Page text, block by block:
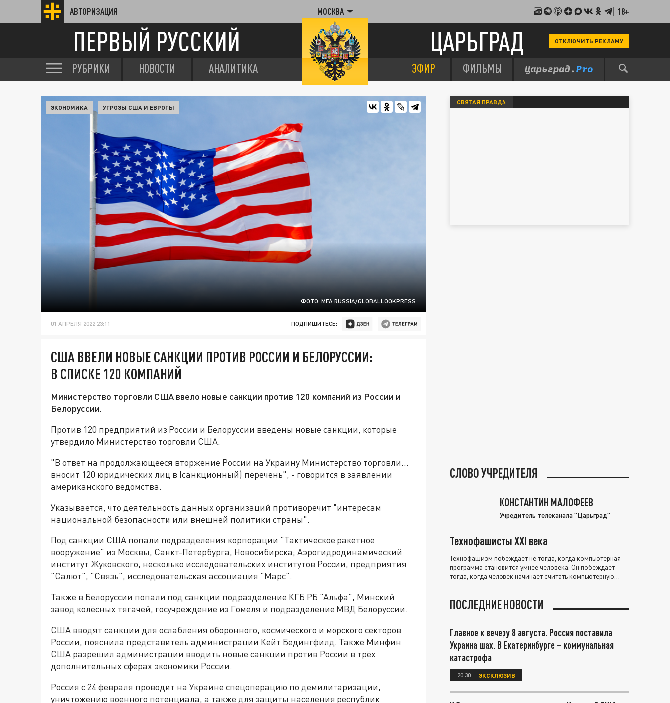
АВТОРИЗАЦИЯ МОСКВА 18+
ПЕРВЫЙ РУССКИЙ ЦАРЬГРАД ОТКЛЮЧИТЬ РЕКЛАМУ
РУБРИКИ НОВОСТИ АНАЛИТИКА ЭФИР ФИЛЬМЫ
ФОТО: MFA RUSSIA/GLOBALLOOKPRESS
ЭКОНОМИКА УГРОЗЫ США И ЕВРОПЫ
01 АПРЕЛЯ 2022 23:11 ПОДПИШИТЕСЬ:
США ВВЕЛИ НОВЫЕ САНКЦИИ ПРОТИВ РОССИИ И БЕЛОРУССИИ:
В СПИСКЕ 120 КОМПАНИЙ
Министерство торговли США ввело новые санкции против 120 компаний из России и
Белоруссии.
Против 120 предприятий из России и Белоруссии введены новые санкции, которые
утвердило Министерство торговли США.
"В ответ на продолжающееся вторжение России на Украину Министерство торговли...
вносит 120 юридических лиц в (санкционный) перечень", - говорится в заявлении
американского ведомства.
Указывается, что деятельность данных организаций противоречит "интересам
национальной безопасности или внешней политики страны".
Под санкции США попали подразделения корпорации "Тактическое ракетное
вооружение" из Москвы, Санкт-Петербурга, Новосибирска; Аэрогидродинамический
институт Жуковского, несколько исследовательских институтов России, предприятия
"Салют", "Связь", исследовательская ассоциация "Марс".
Также в Белоруссии попали под санкции подразделение КГБ РБ "Альфа", Минский
завод колёсных тягачей, госучреждение из Гомеля и подразделение МВД Белоруссии.
США вводят санкции для ослабления оборонного, космического и морского секторов
России, пояснила представитель администрации Кейт Бедингфилд. Также Минфин
США разрешил администрации вводить новые санкции против России в трёх
дополнительных сферах экономики России.
Россия с 24 февраля проводит на Украине спецоперацию по демилитаризации,
уничтожению военного потенциала, а также для защиты населения республик
СВЯТАЯ ПРАВДА
СЛОВО УЧРЕДИТЕЛЯ
КОНСТАНТИН МАЛОФЕЕВ
Учредитель телеканала "Царьград"
Технофашисты XXI века
Технофашизм побеждает не тогда, когда компьютерная
программа становится умнее человека. Он побеждает
тогда, когда человек начинает считать компьютерную
ПОСЛЕДНИЕ НОВОСТИ
Главное к вечеру 8 августа. Россия поставила
Украина шах. В Екатеринбурге – коммунальная
катастрофа
20:30 ЭКСКЛЮЗИВ